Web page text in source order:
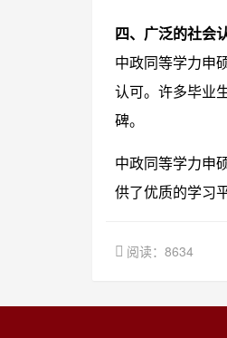
四、广泛的社会
中政同等学力申
认可。许多毕业
碑。
中政同等学力申
供了优质的学习
阅读：8634